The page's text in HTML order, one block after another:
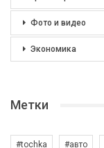
Фото и видео
Экономика
Метки
#tochka #авто